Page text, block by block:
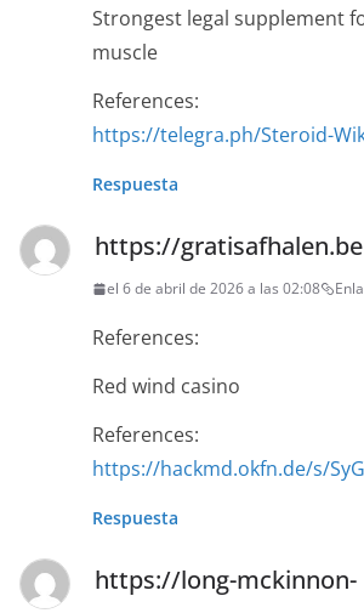
Strongest legal supplement
muscle
References:
https://telegra.ph/Steroid-
Respuesta
https://gratisafhalen.be
el 6 de abril de 2026 a las 02:08
References:
Red wind casino
References:
https://hackmd.okfn.de/s/
Respuesta
https://long-mckinnon-